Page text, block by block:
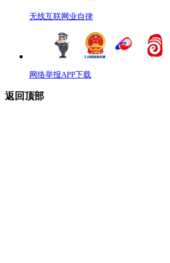
无线互联网业自律
网络举报APP下载
返回顶部